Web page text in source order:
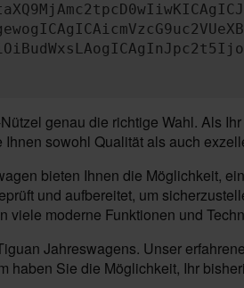
genau die richtige Wahl. Als
sowohl Qualität als auch
bieten Ihnen die Möglichkeit,
und aufbereitet, um
moderne Funktionen und
Jahreswagens. Unser
Sie die Möglichkeit, Ihr